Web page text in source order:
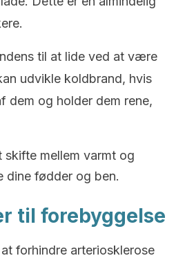
til at lide ved at være
udvikle koldbrand, hvis
dem og holder dem rene,
skifte mellem varmt og
dine fødder og ben.
til forebyggelse
forhindre arteriosklerose